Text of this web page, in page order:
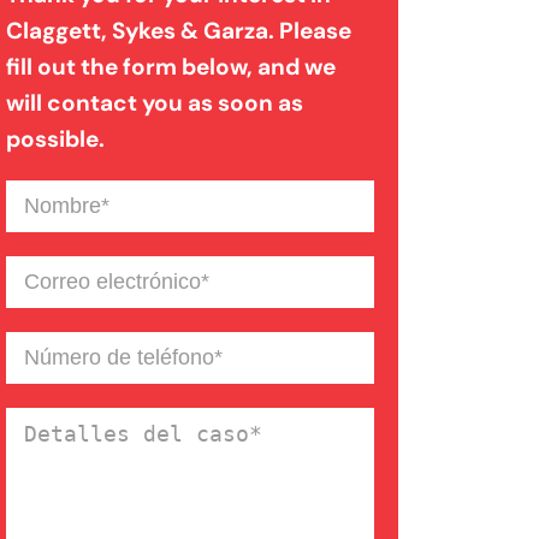
Mordedura de perro
Noticias de la Firma
Un blog de derecho de
Connecticut
Claggett, Sykes & Garza. Please
fill out the form below, and we
will contact you as soon as
possible.
Nombre(Required)
Correo
electrónico(Required)
Número
de
teléfono(Required)
Detalles